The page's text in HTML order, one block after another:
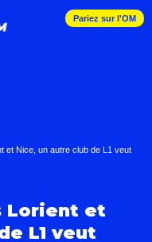
Pariez sur l'OM
et Nice, un autre club de L1 veut
Lorient et
L1 veut